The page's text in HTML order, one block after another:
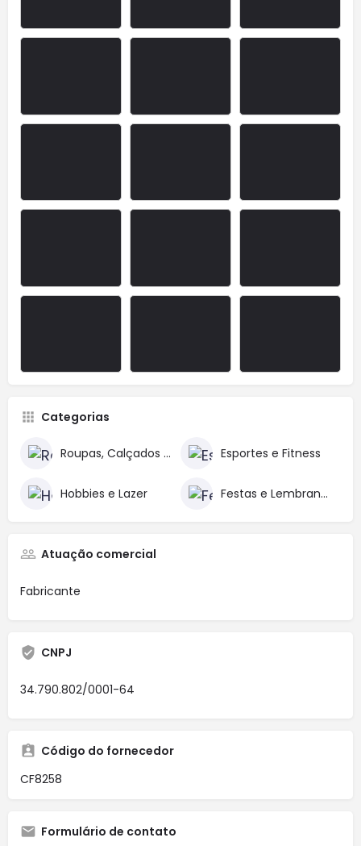
Categorias
Roupas, Calçados e Acessórios Esportes e Fitness
Hobbies e Lazer Festas e Lembrancinhas
Atuação comercial
Fabricante
CNPJ
34.790.802/0001-64
Código do fornecedor
CF8258
Formulário de contato